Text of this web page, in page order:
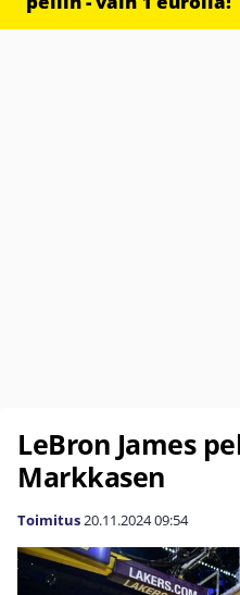
LeBron James
Markkasen
Toimitus20.11.202409:54